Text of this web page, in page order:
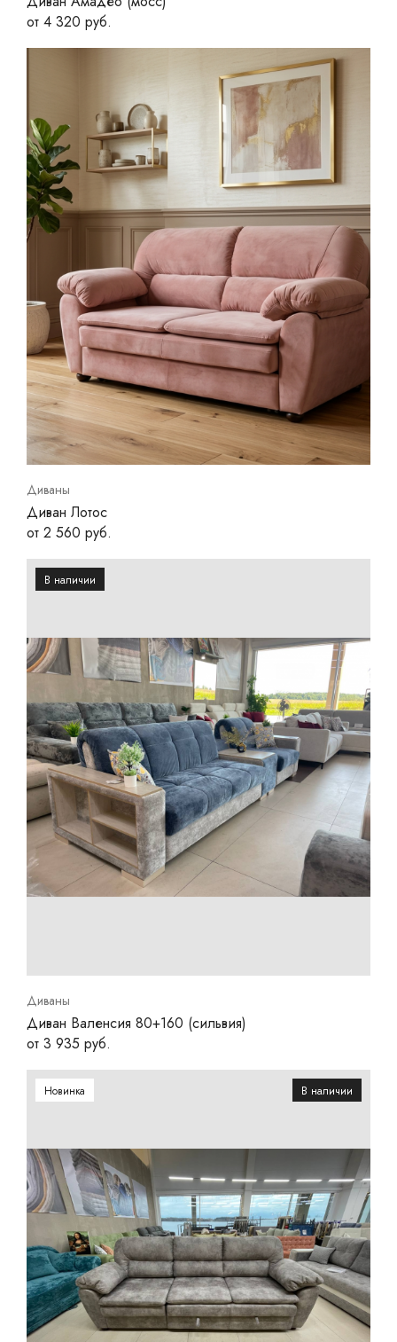
от 4 320 руб.
Диваны
Диван Лотос
от 2 560 руб.
Диваны
Диван Валенсия 80+160 (сильвия)
от 3 935 руб.
В наличии
Новинка В наличии